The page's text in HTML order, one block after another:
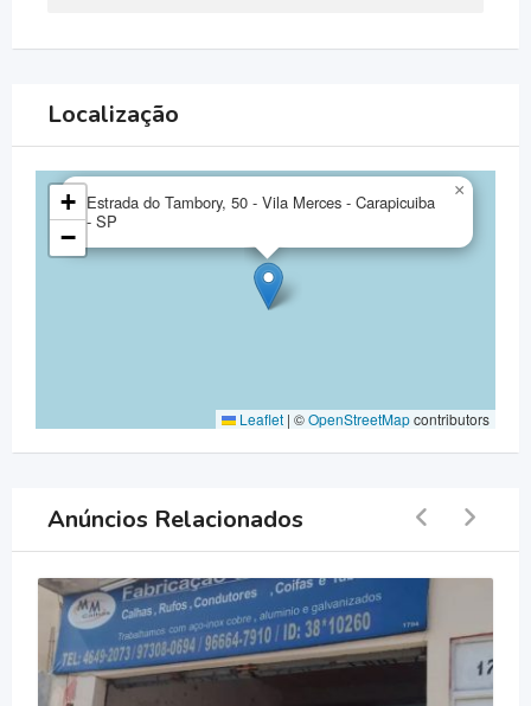
Localização
Estrada do Tambory, 50 - Vila Merces - Carapicuiba
- SP
×
+
−
Leaflet | ©OpenStreetMapcontributors
Anúncios Relacionados